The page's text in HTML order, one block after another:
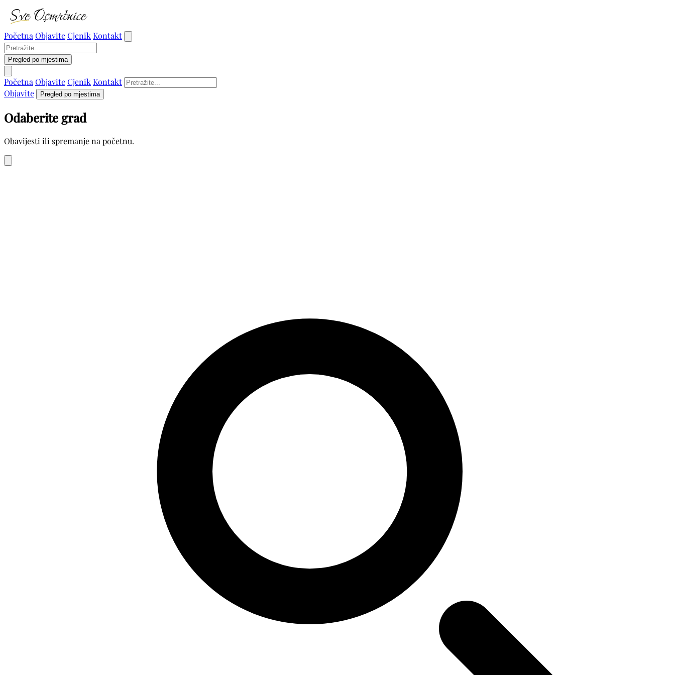
Početna ObjaviteCjenik Kontakt
Pregled po mjestima
Početna ObjaviteCjenik Kontakt
Objavite
Pregled po mjestima
Odaberite grad
Obavijesti ili spremanje na početnu.